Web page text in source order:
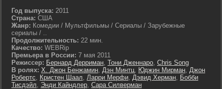
Год выпуска: 2011
Страна: США
Жанр: Комедии / Мультфильмы / Сериалы / Зарубежные
сериалы / ..
Продолжительность: 22 мин.
Качество: WEBRip
Премьера в России: 7 мая 2011
Режиссер: Бернард Дерриман, Тони Дженнаро, Chris Song
В ролях: Х. Джон Бенжамин, Дэн Минтц, Юджин Мирман, Джон
Робертс, Кристен Шаал, Ларри Мерфи, Дэвид Херман, Бобби
Тисдэйл, Энди Кайндлер, Сара Силверман